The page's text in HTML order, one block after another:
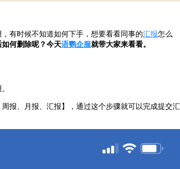
，有时候不知道如何下手，想要看看同事的汇报怎么
何删除呢？今天语鹦企服就带大家来看看。
周报、月报、汇报】，通过这个步骤就可以完成提交汇